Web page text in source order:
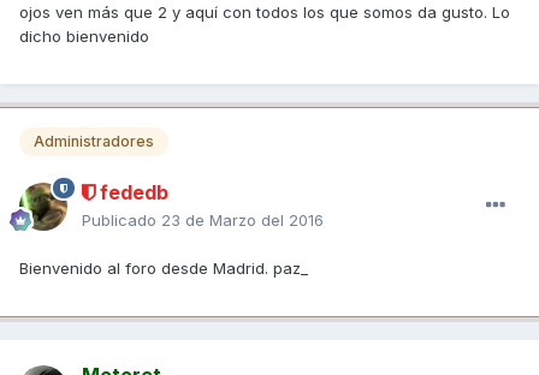
ojos ven más que 2 y aquí con todos los que somos da gusto. Lo
dicho bienvenido
Administradores
fededb
Publicado 23 de Marzo del 2016
Bienvenido al foro desde Madrid. paz_